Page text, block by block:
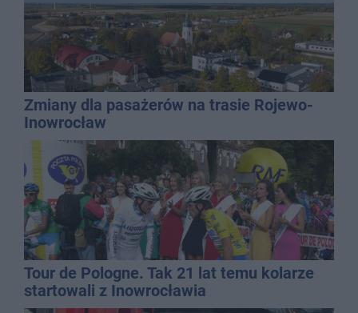
Zmiany dla pasażerów na trasie Rojewo-
Inowrocław
Tour de Pologne. Tak 21 lat temu kolarze
startowali z Inowrocławia